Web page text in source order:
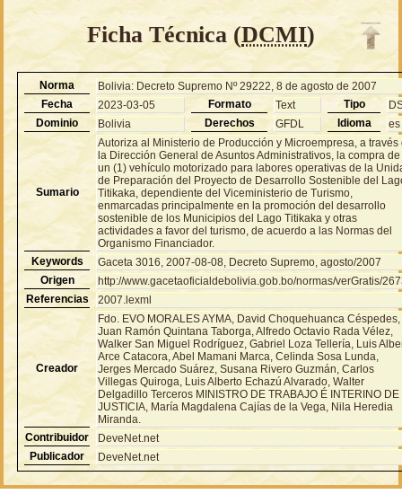
Ficha Técnica (DCMI)
Norma
Bolivia: Decreto Supremo Nº 29222, 8 de agosto de 2007
Fecha
2023-03-05 Formato Text Tipo
Dominio
Bolivia Derechos GFDL Idioma es
Sumario
Autoriza al Ministerio de Producción y Microempresa, a través
la Dirección General de Asuntos Administrativos, la compra de
un (1) vehículo motorizado para labores operativas de la
de Preparación del Proyecto de Desarrollo Sostenible del
Titikaka, dependiente del Viceministerio de Turismo,
enmarcadas principalmente en la promoción del desarrollo
sostenible de los Municipios del Lago Titikaka y otras
actividades a favor del turismo, de acuerdo a las Normas del
Organismo Financiador.
Keywords
Gaceta 3016, 2007-08-08, Decreto Supremo, agosto/2007
Origen
http://www.gacetaoficialdebolivia.gob.bo/normas/verGratis/
Referencias
2007.lexml
Creador
Fdo. EVO MORALES AYMA, David Choquehuanca Céspedes,
Juan Ramón Quintana Taborga, Alfredo Octavio Rada Vélez,
Walker San Miguel Rodríguez, Gabriel Loza Tellería, Luis
Arce Catacora, Abel Mamani Marca, Celinda Sosa Lunda,
Jerges Mercado Suárez, Susana Rivero Guzmán, Carlos
Villegas Quiroga, Luis Alberto Echazú Alvarado, Walter
Delgadillo Terceros MINISTRO DE TRABAJO É INTERINO DE
JUSTICIA, María Magdalena Cajías de la Vega, Nila Heredia
Miranda.
Contribuidor
DeveNet.net
Publicador
DeveNet.net